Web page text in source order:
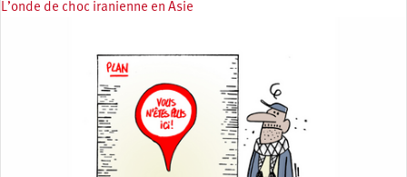
L’onde de choc iranienne en Asie